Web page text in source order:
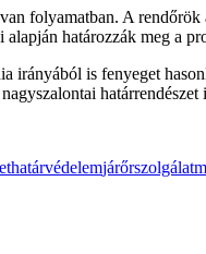
folyamatban. A
határozzák meg a
irányából is fenyeget
határvédelemjárőrszolgálat